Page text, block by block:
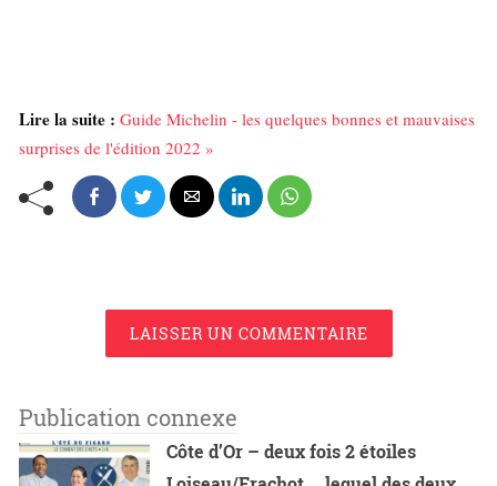
Lire la suite : Guide Michelin - les quelques bonnes et mauvaises
surprises de l'édition 2022 »
LAISSER UN COMMENTAIRE
Publication connexe
Côte d’Or – deux fois 2 étoiles